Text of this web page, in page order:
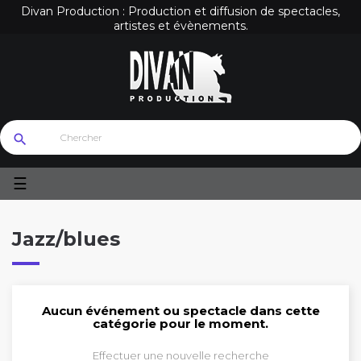
Divan Production : Production et diffusion de spectacles,
artistes et évènements.
search
Basculer
la
☰
Jazz/blues
Aucun événement ou spectacle dans cette
catégorie pour le moment.
Effectuer une nouvelle recherche